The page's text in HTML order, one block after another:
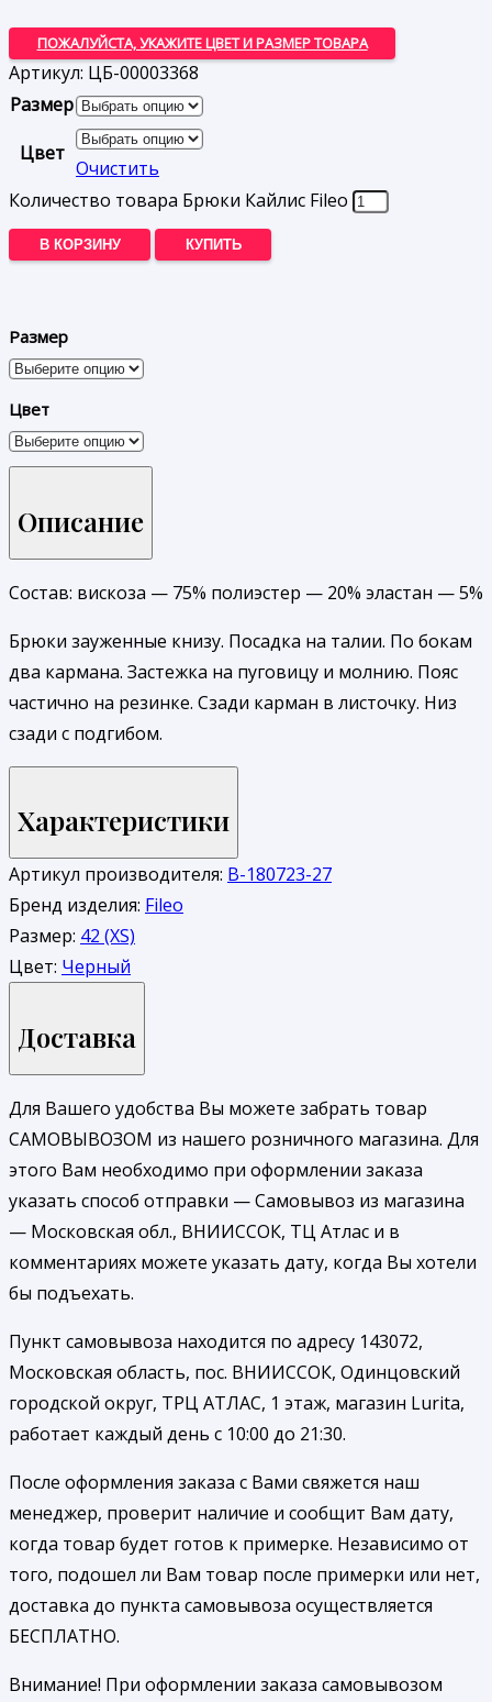
ПОЖАЛУЙСТА, УКАЖИТЕ ЦВЕТ И РАЗМЕР ТОВАРА
Артикул: ЦБ-00003368
Размер
Цвет
Очистить
Количество товара Брюки Кайлис Fileo
В КОРЗИНУ КУПИТЬ
Размер
Цвет
Описание
Состав: вискоза — 75% полиэстер — 20% эластан — 5%
Брюки зауженные книзу. Посадка на талии. По бокам
два кармана. Застежка на пуговицу и молнию. Пояс
частично на резинке. Сзади карман в листочку. Низ
сзади с подгибом.
Характеристики
Артикул производителя: В-180723-27
Бренд изделия: Fileo
Размер: 42 (XS)
Цвет: Черный
Доставка
Для Вашего удобства Вы можете забрать товар
САМОВЫВОЗОМ из нашего розничного магазина. Для
этого Вам необходимо при оформлении заказа
указать способ отправки — Самовывоз из магазина
— Московская обл., ВНИИССОК, ТЦ Атлас и в
комментариях можете указать дату, когда Вы хотели
бы подъехать.
Пункт самовывоза находится по адресу 143072,
Московская область, пос. ВНИИССОК, Одинцовский
городской округ, ТРЦ АТЛАС, 1 этаж, магазин Lurita,
работает каждый день с 10:00 до 21:30.
После оформления заказа с Вами свяжется наш
менеджер, проверит наличие и сообщит Вам дату,
когда товар будет готов к примерке. Независимо от
того, подошел ли Вам товар после примерки или нет,
доставка до пункта самовывоза осуществляется
БЕСПЛАТНО.
Внимание! При оформлении заказа самовывозом